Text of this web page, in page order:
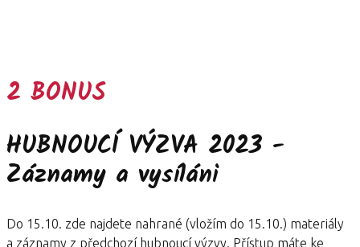
2 BONUS
HUBNOUCÍ VÝZVA 2023 -
Záznamy a vysíláni
Do 15.10. zde najdete nahrané (vložím do 15.10.) materiály
a záznamy z předchozí hubnoucí výzvy. Přístup máte ke